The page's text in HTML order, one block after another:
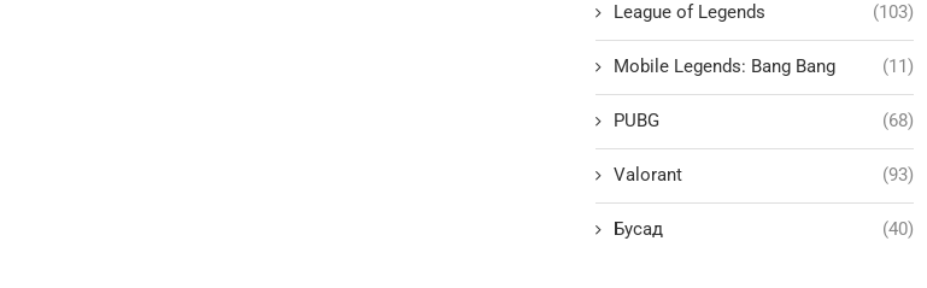
League of Legends (103)
Mobile Legends: Bang Bang (11)
PUBG (68)
Valorant (93)
Бусад (40)